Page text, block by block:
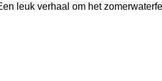
leuk verhaal om het